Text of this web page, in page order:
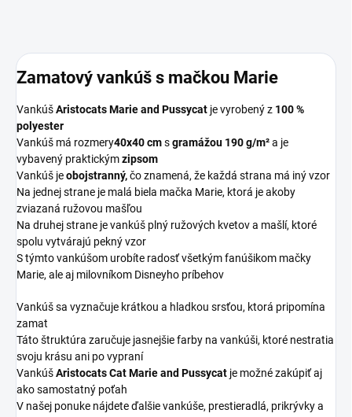
Zamatový vankúš s mačkou Marie
VankúšAristocats Marie and Pussycat je vyrobený z 100 %
polyester
Vankúš má rozmery40x40 cmsgramážou 190 g/m²a je
vybavený praktickýmzipsom
Vankúš jeobojstranný,čo znamená, že každá strana má iný vzor
Na jednej strane je malá biela mačka Marie, ktorá je akoby
zviazaná ružovou mašľou
Na druhej strane je vankúš plný ružových kvetov a mašlí, ktoré
spolu vytvárajú pekný vzor
S týmto vankúšom urobíte radosť všetkým fanúšikom mačky
Marie, ale aj milovníkom Disneyho príbehov
Vankúš sa vyznačuje krátkou a hladkou srsťou, ktorá pripomína
zamat
Táto štruktúra zaručuje jasnejšie farby na vankúši, ktoré nestratia
svoju krásu ani po vypraní
VankúšAristocats Cat Marie and Pussycat je možné zakúpiť aj
ako samostatný poťah
V našej ponuke nájdete ďalšie vankúše, prestieradlá, prikrývky a